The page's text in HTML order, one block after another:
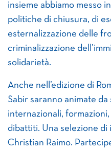
insieme abbiamo messo
politiche di chiusura, di
esternalizzazione delle
criminalizzazione
solidarietà.
Anche nell’edizione di
Sabir saranno animate
internazionali,
dibattiti. Una selezione di
Christian Raimo.